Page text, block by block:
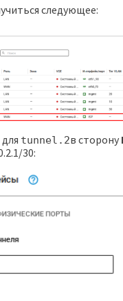
следующее:
tunnel.2в сторону
30: